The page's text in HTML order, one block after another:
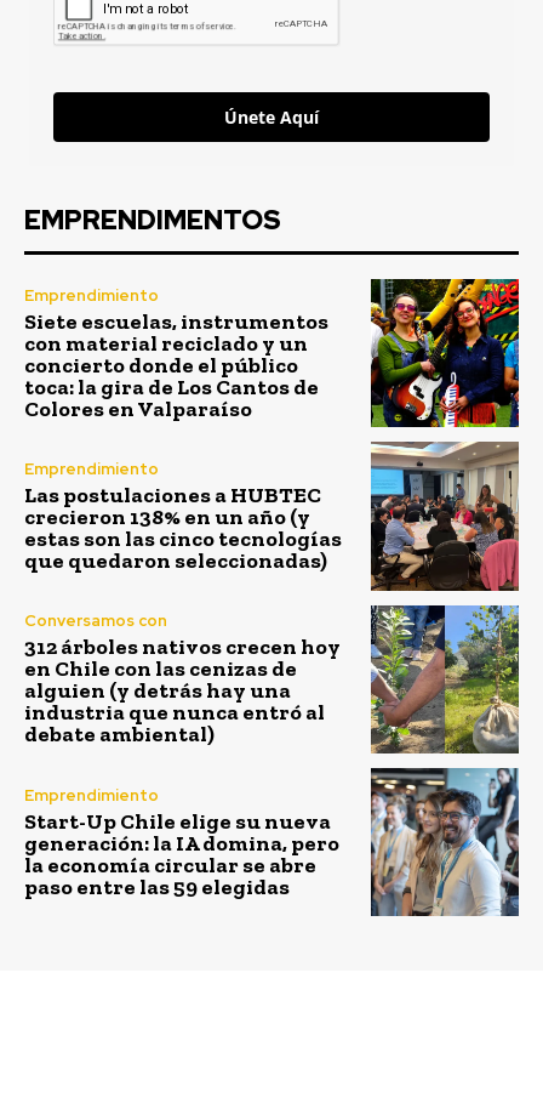
Únete Aquí
EMPRENDIMENTOS
Emprendimiento
Siete escuelas, instrumentos
con material reciclado y un
concierto donde el público
toca: la gira de Los Cantos de
Colores en Valparaíso
Emprendimiento
Las postulaciones a HUBTEC
crecieron 138% en un año (y
estas son las cinco tecnologías
que quedaron seleccionadas)
Conversamos con
312 árboles nativos crecen hoy
en Chile con las cenizas de
alguien (y detrás hay una
industria que nunca entró al
debate ambiental)
Emprendimiento
Start-Up Chile elige su nueva
generación: la IA domina, pero
la economía circular se abre
paso entre las 59 elegidas